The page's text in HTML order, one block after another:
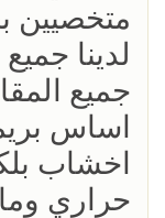
متخصيين
لدينا
جميع
اساس
اخشاب
حراري